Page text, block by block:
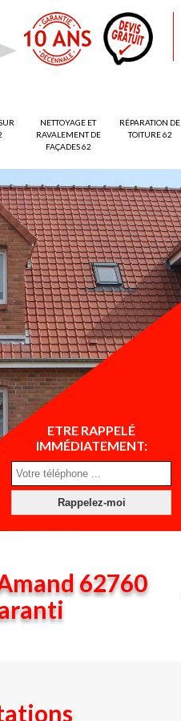
NETTOYAGE ET
RAVALEMENT DE
FAÇADES 62
RÉPARATION DE
TOITURE 62
ETRE RAPPELÉ
IMMÉDIATEMENT:
62760